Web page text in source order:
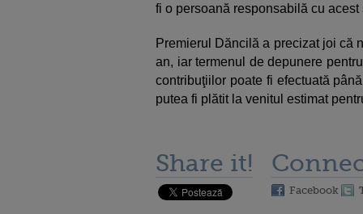
fi o persoană responsabilă cu acest
Premierul Dăncilă a precizat joi că
an, iar termenul de depunere
contribuţiilor poate fi efectuată
putea fi plătit la venitul estimat
Share it!
Facebook